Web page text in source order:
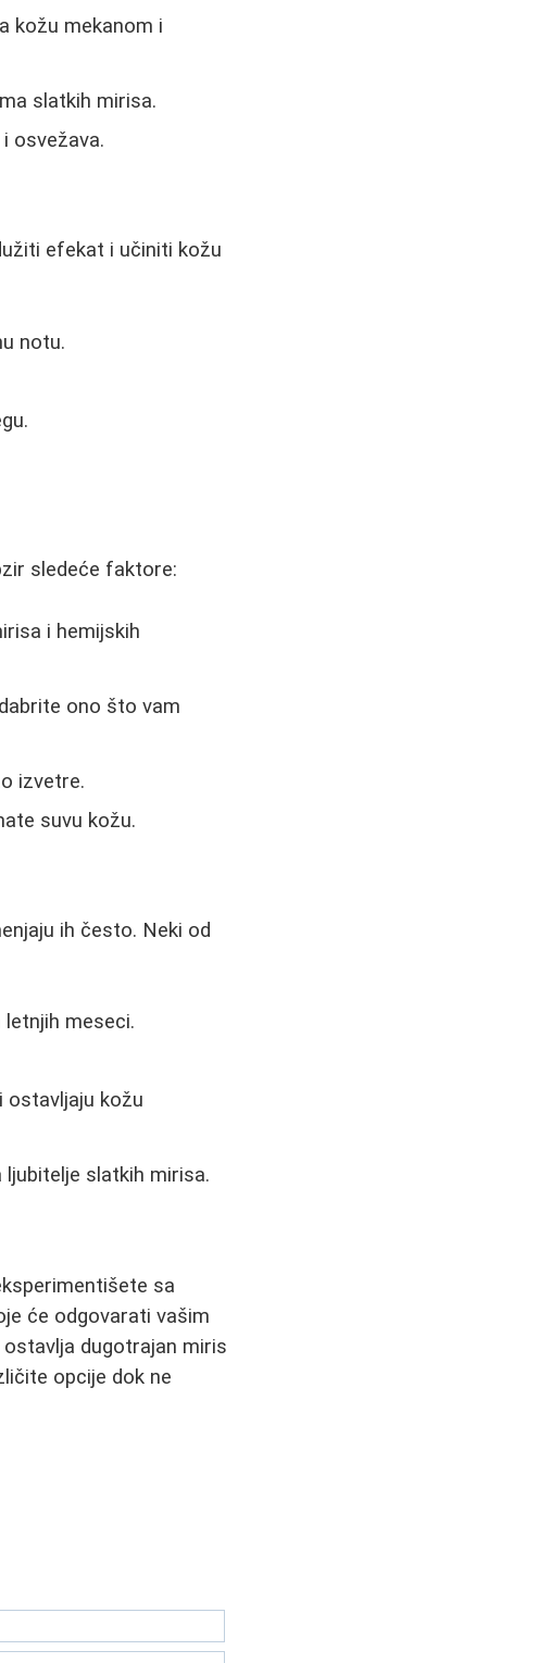
kožu mekanom i
slatkih mirisa.
osvežava.
efekat i učiniti kožu
notu.
sledeće faktore:
i hemijskih
ono što vam
izvetre.
suvu kožu.
ih često. Neki od
meseci.
ostavljaju kožu
slatkih mirisa.
sa
će odgovarati vašim
dugotrajan miris
opcije dok ne